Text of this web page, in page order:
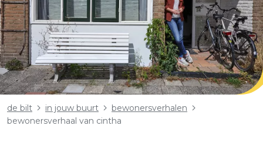
Kruimelpad
de bilt in jouw buurt
bewonersverhalen
bewonersverhaal van cintha